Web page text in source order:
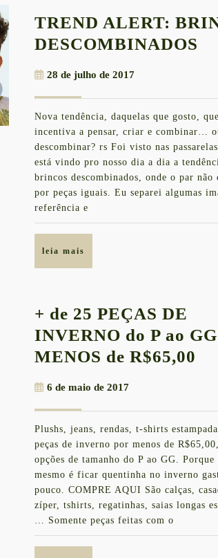
TREND ALERT:
DESCOMBINADOS
28 de julho de 201728
de
2017
Nova tendência, daquelas que gosto,
incentiva a pensar, criar e combinar…
descombinar? rs Foi visto nas
está vindo pro nosso dia a dia a
brincos descombinados, onde o par não
por peças iguais. Eu separei algumas
referência e
leia mais
+ de 25 PEÇAS DE
INVERNO do P ao
MENOS de R$65,00
do
P
6 de maio de 20176
de
2017
Plushs, jeans, rendas, t-shirts
peças de inverno por menos de
opções de tamanho do P ao GG. Porque
mesmo é ficar quentinha no inverno
pouco. COMPRE AQUI São calças,
zíper, tshirts, regatinhas, saias longas
… Somente peças feitas com o